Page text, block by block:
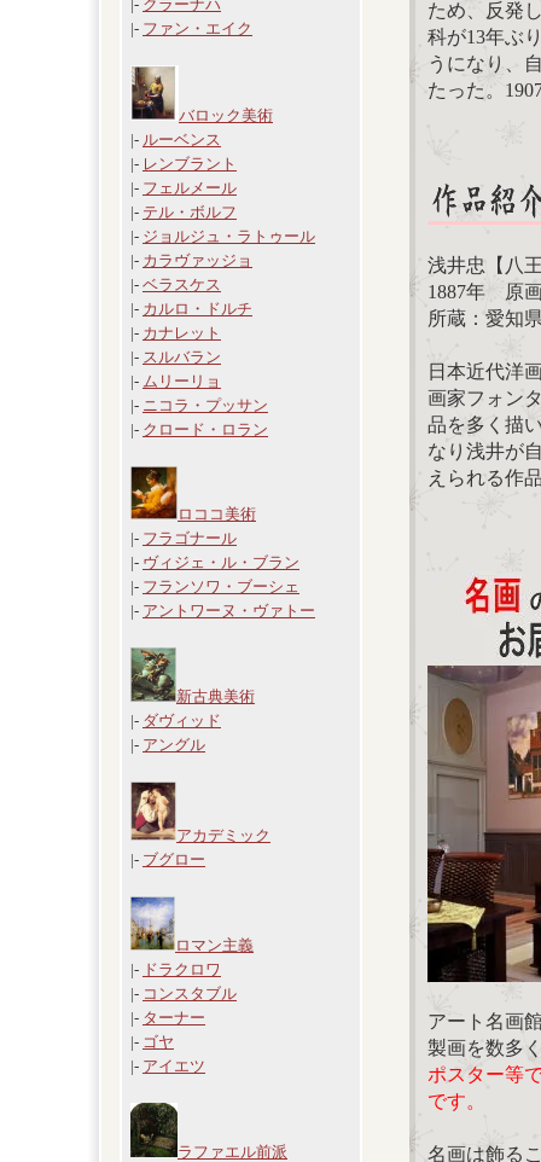
|- クラーナハ
|- ファン・エイク
バロック美術
|- ルーベンス
|- レンブラント
|- フェルメール
|- テル・ボルフ
|- ジョルジュ・ラトゥール
|- カラヴァッジョ
|- ベラスケス
|- カルロ・ドルチ
|- カナレット
|- スルバラン
|- ムリーリョ
|- ニコラ・プッサン
|- クロード・ロラン
ロココ美術
|- フラゴナール
|- ヴィジェ・ル・ブラン
|- フランソワ・ブーシェ
|- アントワーヌ・ヴァトー
新古典美術
|- ダヴィッド
|- アングル
アカデミック
|- ブグロー
ロマン主義
|- ドラクロワ
|- コンスタブル
|- ターナー
|- ゴヤ
|- アイエツ
ラファエル前派
ため、反発
科が13年ぶ
うになり、
たった。
浅井忠【八
1887年 原画
所蔵：愛知
日本近代洋
画家フォン
品を多く描
なり浅井が
えられる作
アート名画
製画を数多
ポスター等
です。
名画は飾る